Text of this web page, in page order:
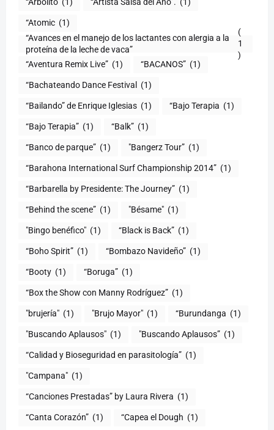
“Atomic (1)
“Avances en el manejo de los lactantes con alergia a la
proteína de la leche de vaca”
(
1
)
“Aventura Remix Live” (1) “BACANOS” (1)
“Bachateando Dance Festival (1)
“Bailando” de Enrique Iglesias (1) “Bajo Terapia (1)
“Bajo Terapia” (1) “Balk” (1)
“Banco de parque” (1) "Bangerz Tour” (1)
“Barahona International Surf Championship 2014” (1)
“Barbarella by Presidente: The Journey” (1)
“Behind the scene” (1) "Bésame" (1)
"Bingo benéfico" (1) “Black is Back” (1)
“Boho Spirit” (1) “Bombazo Navideño” (1)
“Booty (1) “Boruga” (1)
“Box the Show con Manny Rodríguez” (1)
"brujería" (1) "Brujo Mayor" (1) “Burundanga (1)
"Buscando Aplausos" (1) "Buscando Aplausos” (1)
(1)
"Campana" (1)
“Canciones Prestadas” by Laura Rivera (1)
“Canta Corazón” (1) “Capea el Dough (1)